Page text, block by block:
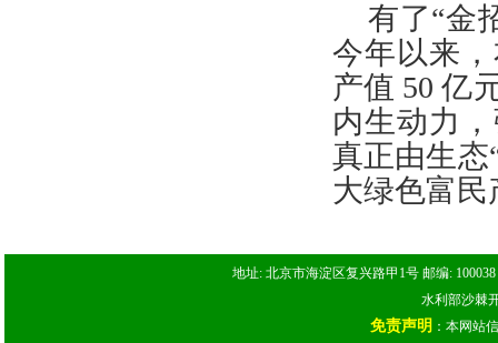
有了“金
今年以来
产值 50 亿
内生动力
真正由生态
大绿色富民
地址: 北京市海淀区复兴路甲1号 邮编:
水利部沙棘
免责声明 ：本网站